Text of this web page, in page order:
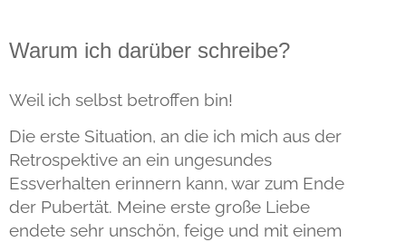
Warum ich darüber schreibe?
Weil ich selbst betroffen bin!
Die erste Situation, an die ich mich aus der
Retrospektive an ein ungesundes
Essverhalten erinnern kann, war zum Ende
der Pubertät. Meine erste große Liebe
endete sehr unschön, feige und mit einem